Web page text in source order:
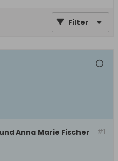
Filter
#1
Anna Marie Fischer